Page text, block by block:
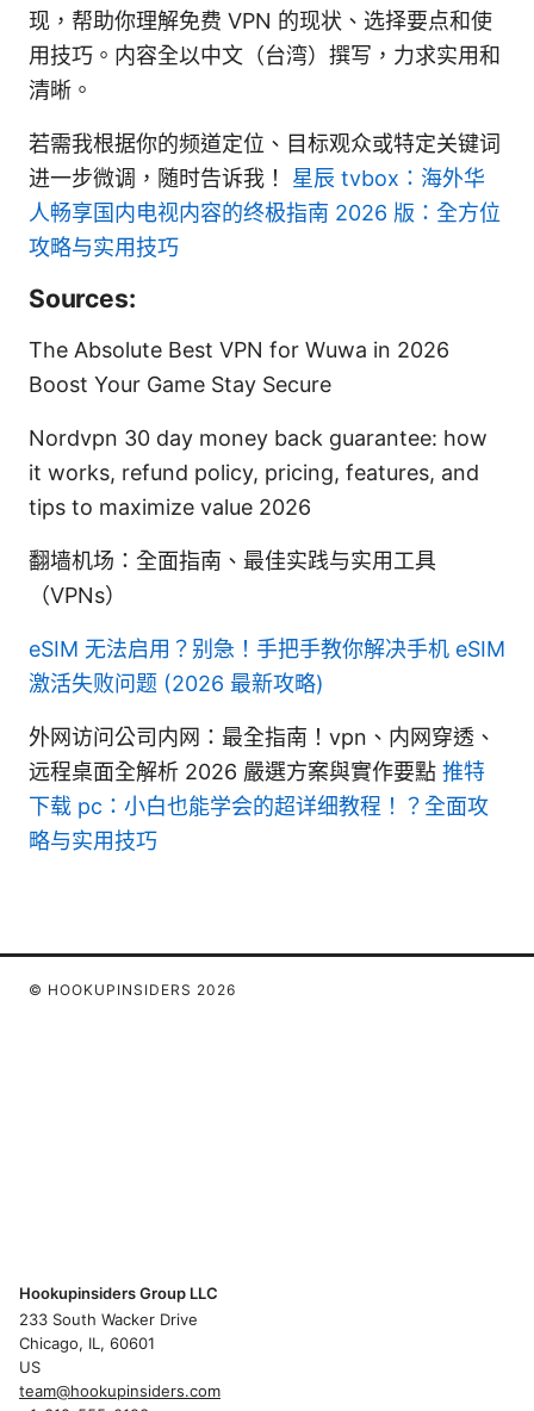
现，帮助你理解免费 VPN 的现状、选择要点和使
用技巧。内容全以中文（台湾）撰写，力求实用和
清晰。
若需我根据你的频道定位、目标观众或特定关键词
进一步微调，随时告诉我！ 星辰 tvbox：海外华
人畅享国内电视内容的终极指南 2026 版：全方位
攻略与实用技巧
Sources:
The Absolute Best VPN for Wuwa in 2026
Boost Your Game Stay Secure
Nordvpn 30 day money back guarantee: how
it works, refund policy, pricing, features, and
tips to maximize value 2026
翻墙机场：全面指南、最佳实践与实用工具
（VPNs）
eSIM 无法启用？别急！手把手教你解决手机 eSIM
激活失败问题 (2026 最新攻略)
外网访问公司内网：最全指南！vpn、内网穿透、
远程桌面全解析 2026 嚴選方案與實作要點 推特
下载 pc：小白也能学会的超详细教程！？全面攻
略与实用技巧
© HOOKUPINSIDERS 2026
Hookupinsiders Group LLC
233 South Wacker Drive
Chicago, IL, 60601
US
team@hookupinsiders.com